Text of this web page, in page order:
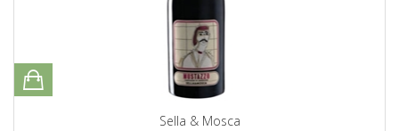
Sella & Mosca